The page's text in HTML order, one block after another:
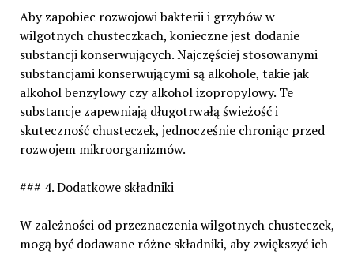
Aby zapobiec rozwojowi bakterii i grzybów w
wilgotnych chusteczkach, konieczne jest dodanie
substancji konserwujących. Najczęściej stosowanymi
substancjami konserwującymi są alkohole, takie jak
alkohol benzylowy czy alkohol izopropylowy. Te
substancje zapewniają długotrwałą świeżość i
skuteczność chusteczek, jednocześnie chroniąc przed
rozwojem mikroorganizmów.
### 4. Dodatkowe składniki
W zależności od przeznaczenia wilgotnych chusteczek,
mogą być dodawane różne składniki, aby zwiększyć ich